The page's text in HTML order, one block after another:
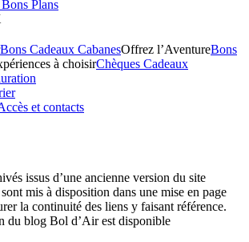
Plans
Bons Cadeaux CabanesOffrez l’AventureBons
à choisirChèques Cadeaux
et contacts
issus d’une ancienne version du site
mis à disposition dans une mise en page
la continuité des liens y faisant référence.
du blog Bol d’Air est disponible